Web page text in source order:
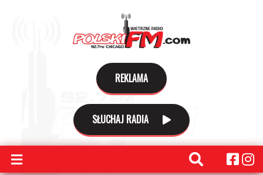
REKLAMA
SŁUCHAJ RADIA